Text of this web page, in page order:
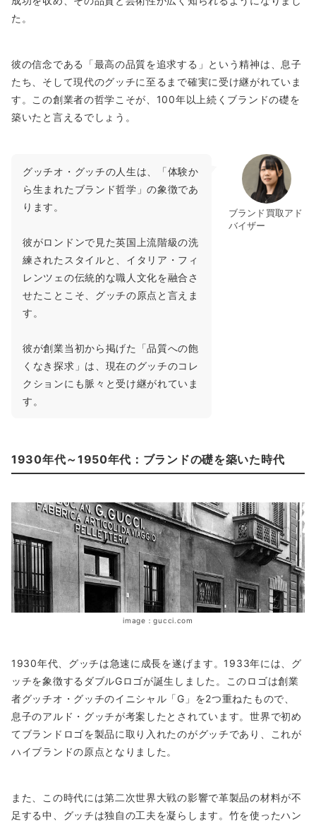
た。
彼の信念である「最高の品質を追求する」という精神は、息子
たち、そして現代のグッチに至るまで確実に受け継がれていま
す。この創業者の哲学こそが、100年以上続くブランドの礎を
築いたと言えるでしょう。
ブランド買取アド
バイザー
グッチオ・グッチの人生は、「体験か
ら生まれたブランド哲学」の象徴であ
ります。
彼がロンドンで見た英国上流階級の洗
練されたスタイルと、イタリア・フィ
レンツェの伝統的な職人文化を融合さ
せたことこそ、グッチの原点と言えま
す。
彼が創業当初から掲げた「品質への飽
くなき探求」は、現在のグッチのコレ
クションにも脈々と受け継がれていま
す。
1930年代～1950年代：ブランドの礎を築いた時代
image：gucci.com
1930年代、グッチは急速に成長を遂げます。1933年には、グ
ッチを象徴するダブルGロゴが誕生しました。このロゴは創業
者グッチオ・グッチのイニシャル「G」を2つ重ねたもので、
息子のアルド・グッチが考案したとされています。世界で初め
てブランドロゴを製品に取り入れたのがグッチであり、これが
ハイブランドの原点となりました。
また、この時代には第二次世界大戦の影響で革製品の材料が不
足する中、グッチは独自の工夫を凝らします。竹を使ったハン